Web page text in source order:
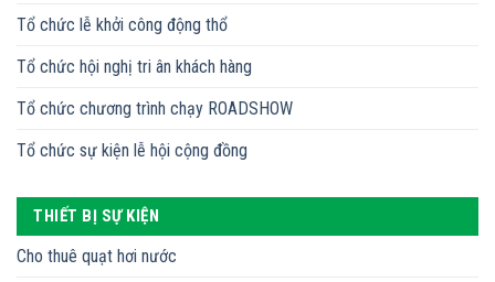
Tổ chức lễ khởi công động thổ
Tổ chức hội nghị tri ân khách hàng
Tổ chức chương trình chạy ROADSHOW
Tổ chức sự kiện lễ hội cộng đồng
THIẾT BỊ SỰ KIỆN
Cho thuê quạt hơi nước